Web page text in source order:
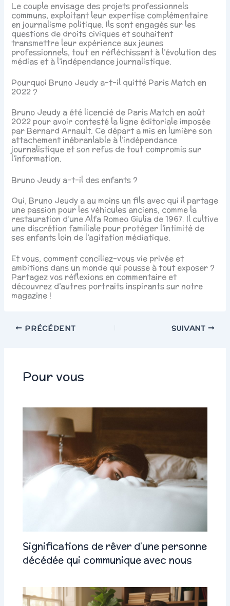
Le couple envisage des projets professionnels
communs, exploitant leur expertise complémentaire
en journalisme politique. Ils sont engagés sur les
questions de droits civiques et souhaitent
transmettre leur expérience aux jeunes
professionnels, tout en réfléchissant à l’évolution des
médias et à l’indépendance journalistique.
Pourquoi Bruno Jeudy a-t-il quitté Paris Match en
2022 ?
Bruno Jeudy a été licencié de Paris Match en août
2022 pour avoir contesté la ligne éditoriale imposée
par Bernard Arnault. Ce départ a mis en lumière son
attachement inébranlable à l’indépendance
journalistique et son refus de tout compromis sur
l’information.
Bruno Jeudy a-t-il des enfants ?
Oui, Bruno Jeudy a au moins un fils avec qui il partage
une passion pour les véhicules anciens, comme la
restauration d’une Alfa Romeo Giulia de 1967. Il cultive
une discrétion familiale pour protéger l’intimité de
ses enfants loin de l’agitation médiatique.
Et vous, comment conciliez-vous vie privée et
ambitions dans un monde qui pousse à tout exposer ?
Partagez vos réflexions en commentaire et
découvrez d’autres portraits inspirants sur notre
magazine !
PRÉCÉDENT SUIVANT
Pour vous
Significations de rêver d’une personne
décédée qui communique avec nous